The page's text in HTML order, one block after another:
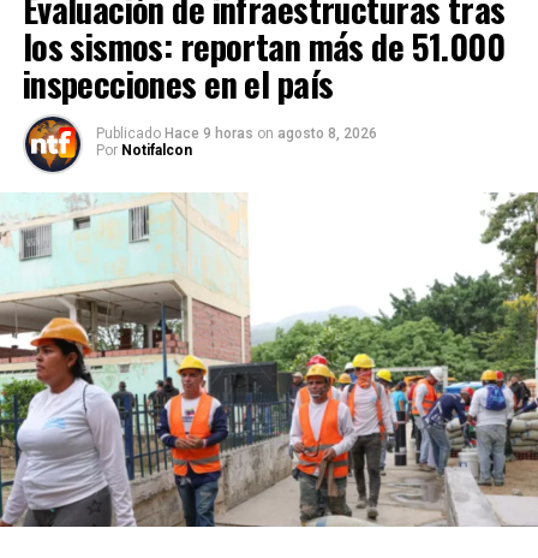
los sismos: reportan más de 51.000
inspecciones en el país
Publicado Hace 9 horas on agosto 8, 2026
Por Notifalcon